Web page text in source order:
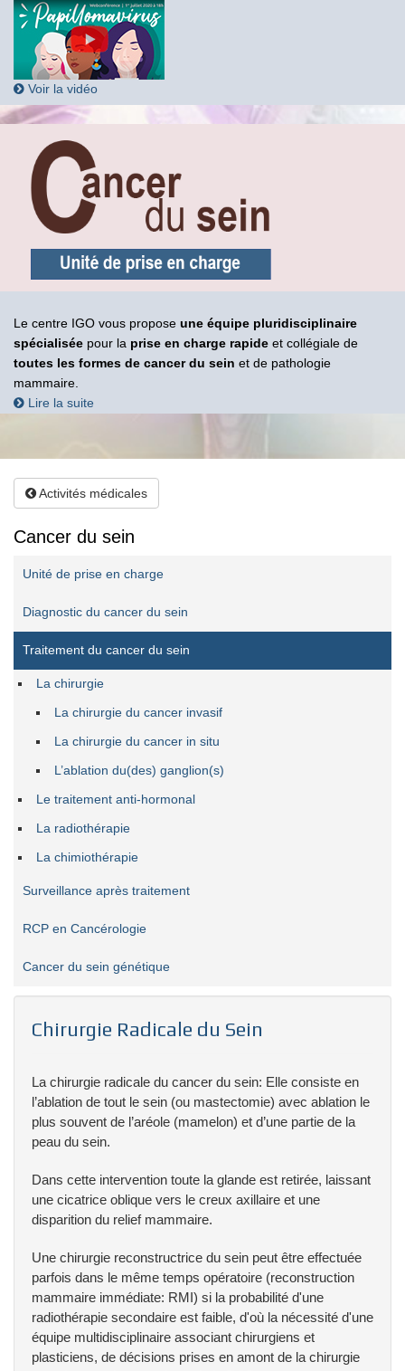
Voir la vidéo
Le centre IGO vous propose une équipe pluridisciplinaire
spécialisée pour la prise en charge rapide et collégiale de
toutes les formes de cancer du sein et de pathologie
mammaire.
Lire la suite
Activités médicales
Cancer du sein
Unité de prise en charge
Diagnostic du cancer du sein
Traitement du cancer du sein
La chirurgie
La chirurgie du cancer invasif
La chirurgie du cancer in situ
L’ablation du(des) ganglion(s)
Le traitement anti-hormonal
La radiothérapie
La chimiothérapie
Surveillance après traitement
RCP en Cancérologie
Cancer du sein génétique
Chirurgie Radicale du Sein
La chirurgie radicale du cancer du sein: Elle consiste en
l’ablation de tout le sein (ou mastectomie) avec ablation le
plus souvent de l’aréole (mamelon) et d’une partie de la
peau du sein.
Dans cette intervention toute la glande est retirée, laissant
une cicatrice oblique vers le creux axillaire et une
disparition du relief mammaire.
Une chirurgie reconstructrice du sein peut être effectuée
parfois dans le même temps opératoire (reconstruction
mammaire immédiate: RMI) si la probabilité d'une
radiothérapie secondaire est faible, d'où la nécessité d'une
équipe multidisciplinaire associant chirurgiens et
plasticiens, de décisions prises en amont de la chirurgie